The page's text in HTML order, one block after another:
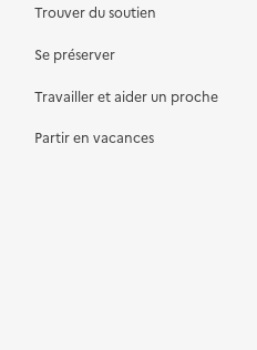
Trouver du soutien
Se préserver
Travailler et aider un proche
Partir en vacances